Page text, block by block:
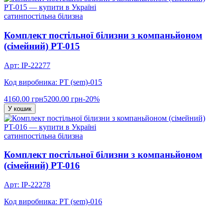
сатинпостільна білизна
Комплект постільної білизни з компаньйоном
(сімейний) PT-015
Арт: IP-22277
Код виробника: PT (sem)-015
4160.00 грн5200.00 грн-20%
У кошик
сатинпостільна білизна
Комплект постільної білизни з компаньйоном
(сімейний) PT-016
Арт: IP-22278
Код виробника: PT (sem)-016